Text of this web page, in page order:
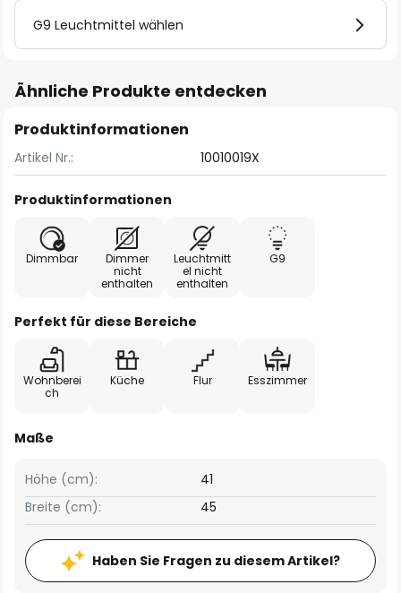
G9 Leuchtmittel wählen
Ähnliche Produkte entdecken
Produktinformationen
Artikel Nr.: 10010019X
Produktinformationen
Dimmbar
Dimmer
nicht
enthalten
Leuchtmitt
el nicht
enthalten
G9
Perfekt für diese Bereiche
Wohnberei
ch
Küche Flur Esszimmer
Maße
Breite (cm): 45
Höhe (cm): 41
Haben Sie Fragen zu diesem Artikel?